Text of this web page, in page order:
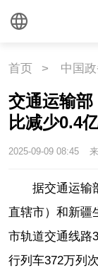
首页 > 中国
交通运输
比减少0.4
2025-09-09 08:45
据交通运输
直辖市）和新疆
市轨道交通线路
行列车372万列